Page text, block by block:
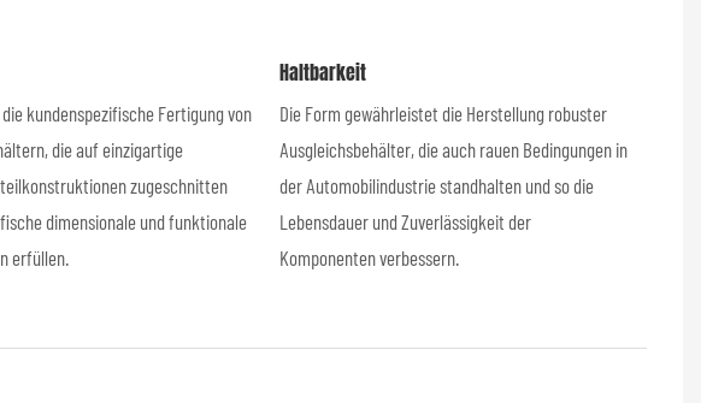
kundenspezifische Fertigung von
die auf einzigartige
zugeschnitten
dimensionale und funktionale
erfüllen.
Haltbarkeit
Die Form gewährleistet die Herstellung robuster
Ausgleichsbehälter, die auch rauen Bedingungen in
der Automobilindustrie standhalten und so die
Lebensdauer und Zuverlässigkeit der
Komponenten verbessern.